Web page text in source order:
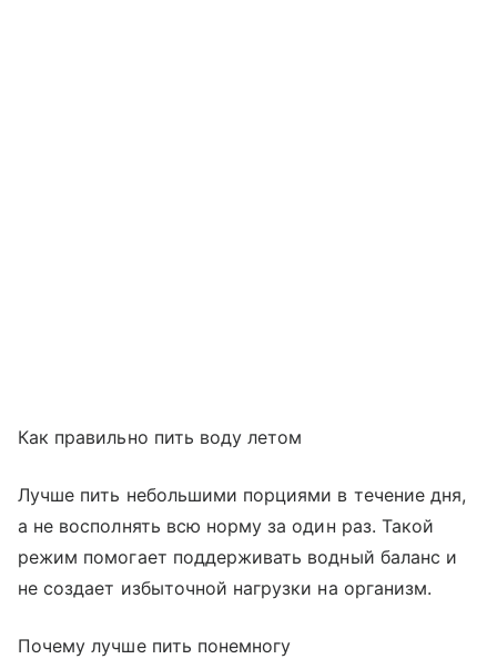
Как правильно пить воду летом
Лучше пить небольшими порциями в течение дня,
а не восполнять всю норму за один раз. Такой
режим помогает поддерживать водный баланс и
не создает избыточной нагрузки на организм.
Почему лучше пить понемногу